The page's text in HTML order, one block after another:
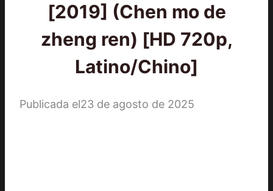
[2019] (Chen mo de
zheng ren) [HD 720p,
Latino/Chino]
Publicada el23 de agosto de 2025